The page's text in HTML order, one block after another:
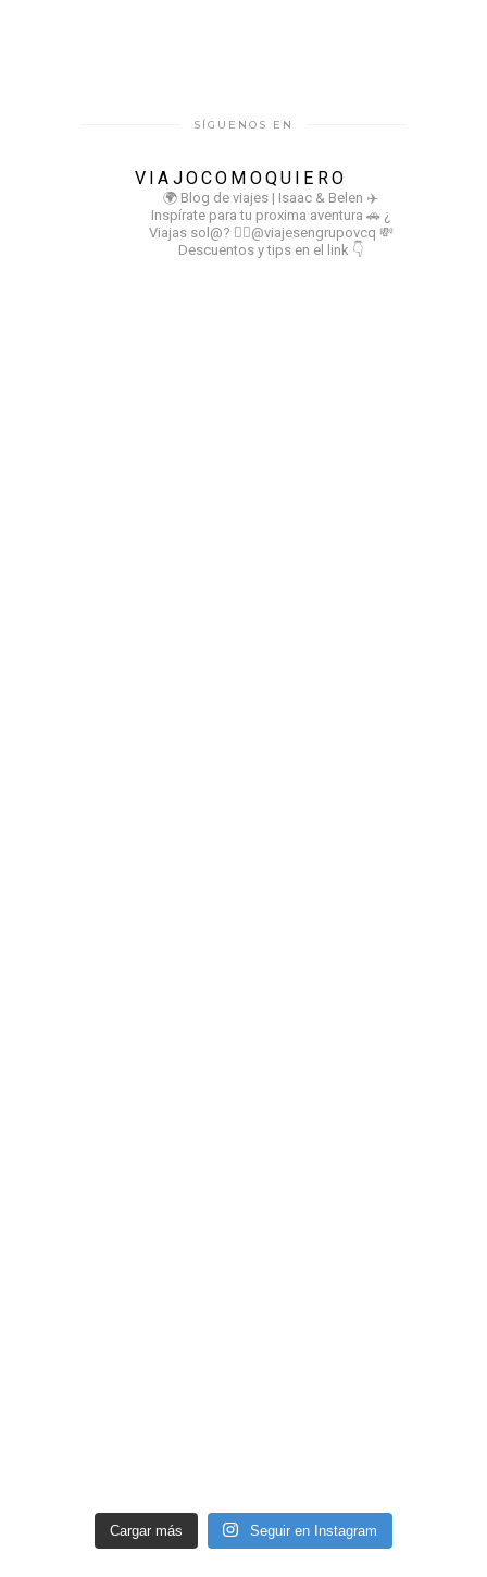
SÍGUENOS EN
VIAJOCOMOQUIERO
🌍 Blog de viajes | Isaac & Belen ✈️
Inspírate para tu proxima aventura 🚗 ¿
Viajas sol@? 👉🏻@viajesengrupovcq 💸
Descuentos y tips en el link 👇
Cargar más Seguir en Instagram